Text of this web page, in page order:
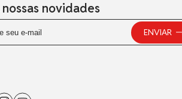
nossas novidades